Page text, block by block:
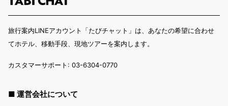
旅行案内LINEアカウント「たびチャット」は、あなたの希望に合わせ
てホテル、移動手段、現地ツアーを案内します。
カスタマーサポート: 03-6304-0770
■ 運営会社について